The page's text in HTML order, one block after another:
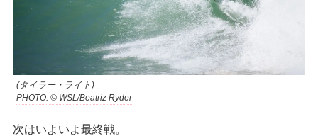
(タイラー・ライト)
PHOTO: © WSL/Beatriz Ryder
次はいよいよ最終戦。